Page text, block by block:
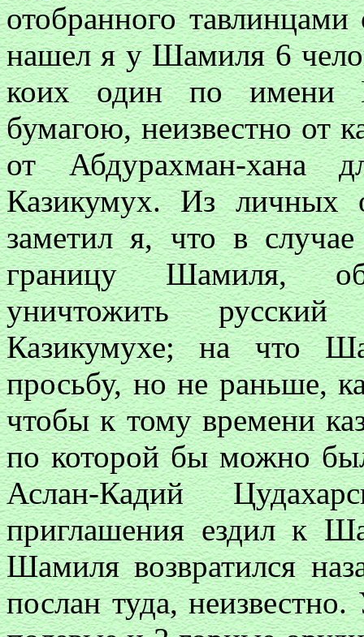
отобранного
нашел я у Шамиля 6
коих один по имени
бумагою, неизвестно от
от Абдурахман-хана
Казикумух. Из личных
заметил я, что в
границу Шамиля,
уничтожить
Казикумухе; на что
просьбу, но не раньше,
чтобы к тому времени
по которой бы можно
Аслан-Кадий
приглашения ездил к
Шамиля возвратился
послан туда,